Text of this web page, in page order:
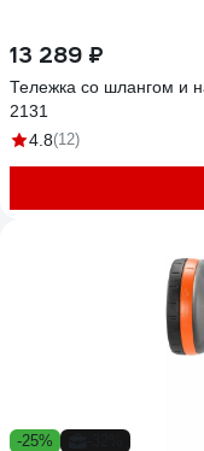
13 289 ₽
Тележка со шлангом и
2131
4.8(12)
-25%